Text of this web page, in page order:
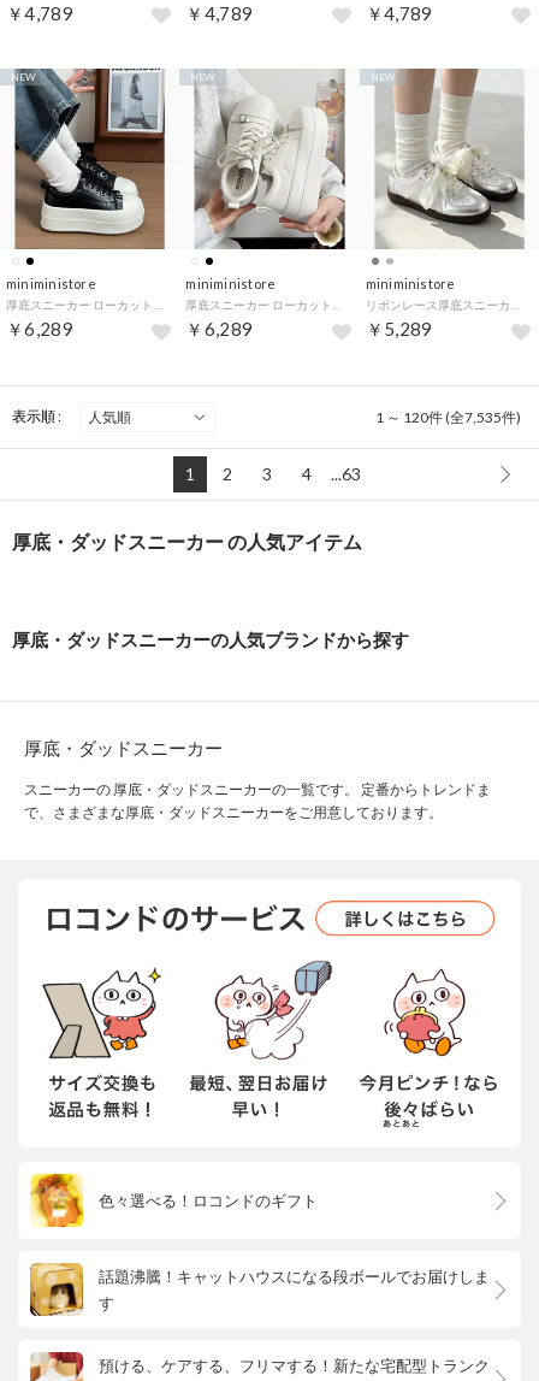
￥4,789 ￥4,789 ￥4,789
miniministore
￥6,289
NEW
miniministore
￥6,289
NEW
miniministore
￥5,289
NEW
表示順 : 1 ～ 120件 (全7,535件)
1 2 3 4 ...63
厚底・ダッドスニーカー の人気アイテム
厚底・ダッドスニーカーの人気ブランドから探す
厚底・ダッドスニーカー
スニーカーの 厚底・ダッドスニーカーの一覧です。 定番からトレンドま
で、さまざまな厚底・ダッドスニーカーをご用意しております。
色々選べる！ロコンドのギフト
話題沸騰！キャットハウスになる段ボールでお届けしま
す
預ける、ケアする、フリマする！新たな宅配型トランク